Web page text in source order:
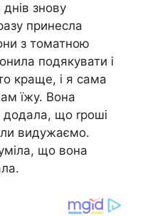
знову
принесла
з томатною
подякувати і
краще, і я сама
їжу. Вона
додала, що rроші
видужаємо.
що вона